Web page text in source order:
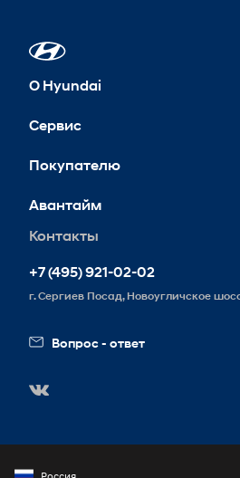
О Hyundai
Новости
Сервис
Сервисные акции
Покупателю
Конфигуратор
Авантайм
Контакты
Реквизиты
Схема проезда
Контакты
+7 (495) 921-02-02
г. Сергиев Посад, Новоугличское
Вопрос - ответ